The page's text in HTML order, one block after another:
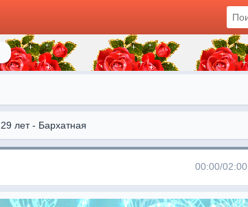
29 лет - Бархатная
00:00/02:00